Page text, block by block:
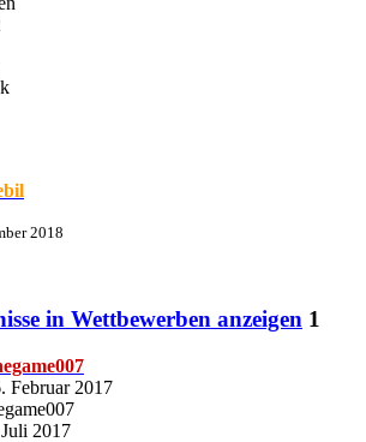
2018
in Wettbewerben anzeigen 1
Februar 2017
2017